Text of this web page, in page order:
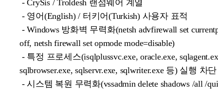
- CrySis / Troldesh 랜섬웨어 계열
- 영어(English) / 터키어(Turkish) 사용자 표적
- Windows 방화벽 무력화(netsh advfirewall set
off, netsh firewall set opmode mode=disable)
- 특정 프로세스(isqlplussvc.exe, oracle.exe,
sqlbrowser.exe, sqlservr.exe, sqlwriter.exe 등) 실행 차단
- 시스템 복원 무력화(vssadmin delete shadows /all /